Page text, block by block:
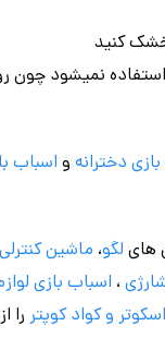
کنید
استفاده نمیشود
دخترانه و اسباب
های لگو، ماشین کنترلی
، اسباب بازی
و کواد کوپتر را